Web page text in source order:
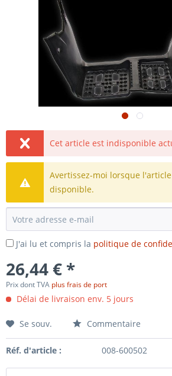
Cet article est indisponible
Avertissez-moi lorsque
disponible.
J'ai lu et compris la politique de
26,44 € *
Prix dont TVA plus frais de port
Délai de livraison env. 5 jours
Se souv. Commentaire
Réf. d'article : 008-600502